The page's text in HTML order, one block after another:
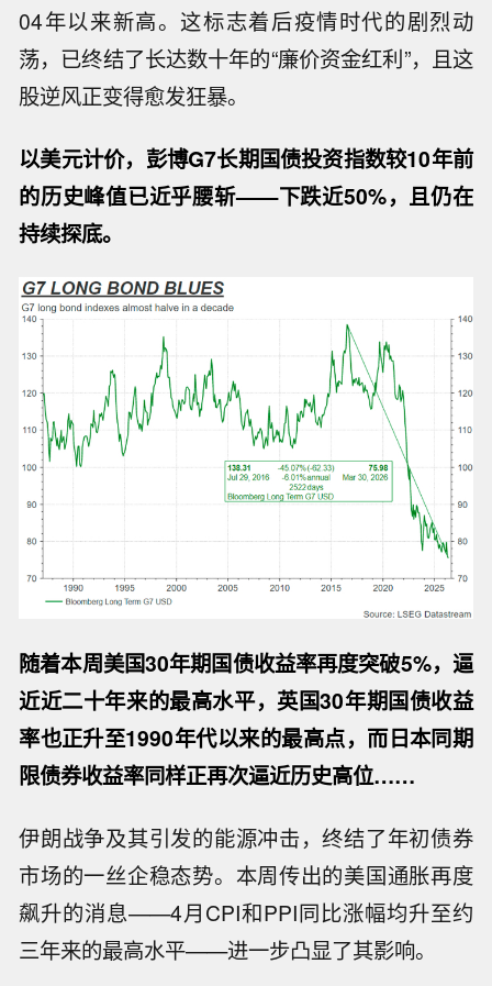
04年以来新高。这标志着后疫情时代的剧烈动
荡，已终结了长达数十年的“廉价资金红利”，且这
股逆风正变得愈发狂暴。
以美元计价，彭博G7长期国债投资指数较10年前
的历史峰值已近乎腰斩——下跌近50%，且仍在
持续探底。
随着本周美国30年期国债收益率再度突破5%，逼
近近二十年来的最高水平，英国30年期国债收益
率也正升至1990年代以来的最高点，而日本同期
限债券收益率同样正再次逼近历史高位……
伊朗战争及其引发的能源冲击，终结了年初债券
市场的一丝企稳态势。本周传出的美国通胀再度
飙升的消息——4月CPI和PPI同比涨幅均升至约
三年来的最高水平——进一步凸显了其影响。